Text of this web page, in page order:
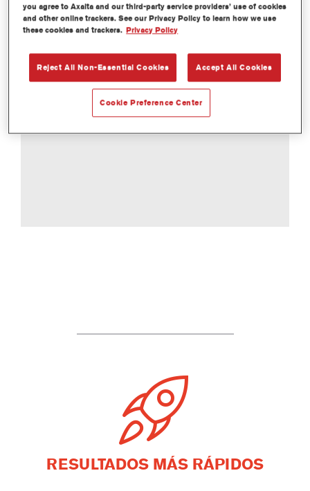
RESULTADOS MÁS RÁPIDOS
you agree to Axalta and our third-party service providers’ use of cookies
and other online trackers. See our Privacy Policy to learn how we use
these cookies and trackers. Privacy Policy
Reject All Non-Essential Cookies Accept All Cookies
Cookie Preference Center